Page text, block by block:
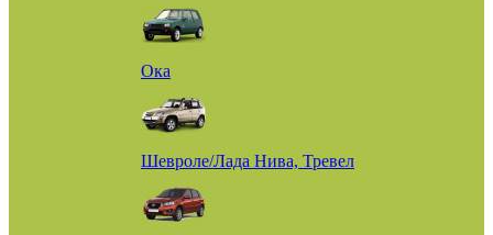
Ока
Шевроле/Лада Нива, Тревел